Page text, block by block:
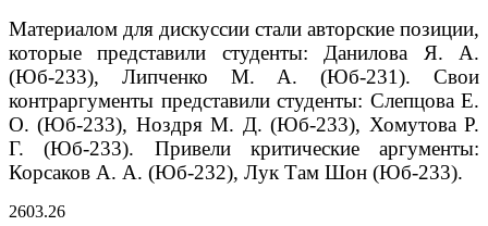
Материалом для дискуссии стали авторские позиции,
которые представили студенты: Данилова Я. А.
(Юб-233), Липченко М. А. (Юб-231). Свои
контраргументы представили студенты: Слепцова Е.
О. (Юб-233), Ноздря М. Д. (Юб-233), Хомутова Р.
Г. (Юб-233). Привели критические аргументы:
Корсаков А. А. (Юб-232), Лук Там Шон (Юб-233).
2603.26